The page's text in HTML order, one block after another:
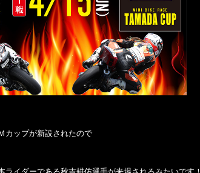
カップが新設されたので